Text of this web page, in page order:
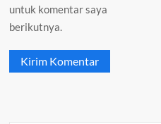
untuk komentar saya
berikutnya.